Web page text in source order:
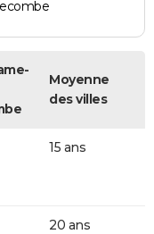
Moyenne
des villes
15 ans
20 ans